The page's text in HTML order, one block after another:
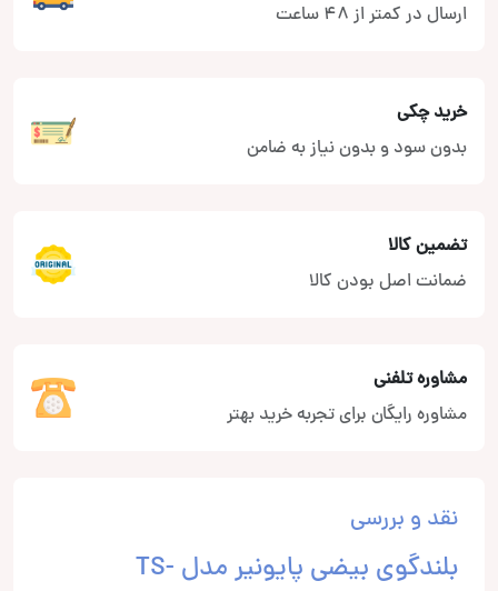
ارسال در کمتر از 48 ساعت
خرید چکی
بدون سود و بدون نیاز به ضامن
تضمین کالا
ضمانت اصل بودن کالا
مشاوره تلفنی
مشاوره رایگان برای تجربه خرید بهتر
نقد و بررسی
بلندگوی بیضی پایونیر مدل TS-